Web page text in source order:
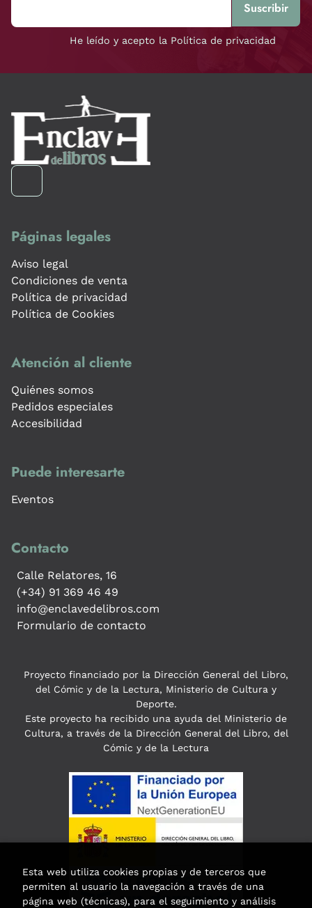
He leído y acepto la Política de privacidad
Páginas legales
Aviso legal
Condiciones de venta
Política de privacidad
Política de Cookies
Atención al cliente
Quiénes somos
Pedidos especiales
Accesibilidad
Puede interesarte
Eventos
Contacto
Calle Relatores, 16
(+34) 91 369 46 49
info@enclavedelibros.com
Formulario de contacto
Proyecto financiado por la Dirección General del Libro,
del Cómic y de la Lectura, Ministerio de Cultura y
Deporte.
Este proyecto ha recibido una ayuda del Ministerio de
Cultura, a través de la Dirección General del Libro, del
Cómic y de la Lectura
Esta web utiliza cookies propias y de terceros que
permiten al usuario la navegación a través de una
página web (técnicas), para el seguimiento y análisis